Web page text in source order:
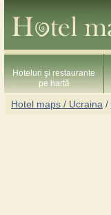
Hoteluri şi restaurante
pe hartă
Hotel maps / Ucraina /